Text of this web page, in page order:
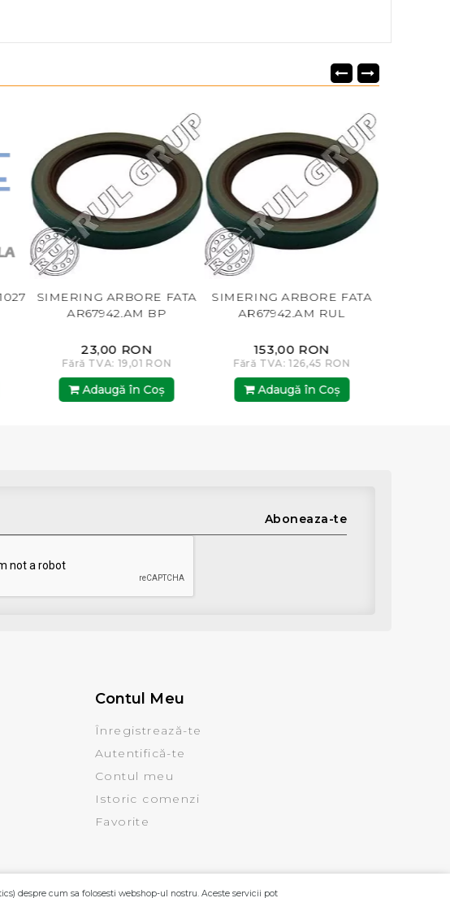
SIMERING ARBORE FATA
AR67942.AM RUL
153,00 RON
Fără TVA: 126,45 RON
Adaugă în Coş
BUCSA ETANSARE ARBORE
R81989.AM
203,00 RON
Fără TVA: 167,77 RON
Adaugă în Coş
Aboneaza-te
Contul Meu
Înregistrează-te
Autentifică-te
Contul meu
Istoric comenzi
Favorite
despre cum sa folosesti webshop-ul nostru. Aceste servicii pot